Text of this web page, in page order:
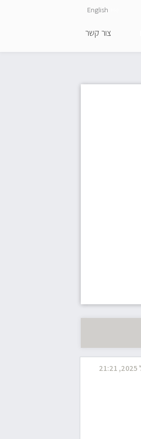
צור קשר
English